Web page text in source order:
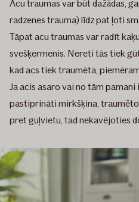
Acu traumas var būt dažādas,
radzenes trauma) līdz pat ļoti
Tāpat acu traumas var radīt
svešķermenis. Nereti tās tiek
kad acs tiek traumēta,
Ja acis asaro vai no tām pamani
pastiprināti mirkšķina,
pret guļvietu, tad nekavējoties